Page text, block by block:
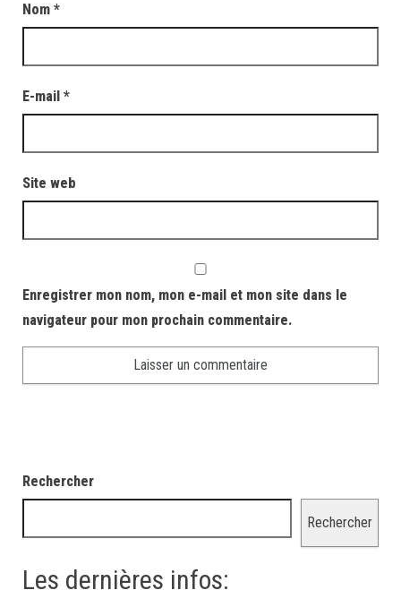
Nom *
E-mail *
Site web
Enregistrer mon nom, mon e-mail et mon site dans le
navigateur pour mon prochain commentaire.
Rechercher
Rechercher
Les dernières infos: